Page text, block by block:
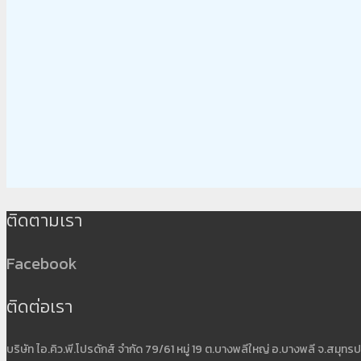
ติดตามเรา
Facebook
ติดต่อเรา
บริษัท ไอ.คิว.พี.โปรดักส์ จำกัด 79/61 หมู่ 19 ต.บางพลีใหญ่ อ.บางพลี จ.สมุทร